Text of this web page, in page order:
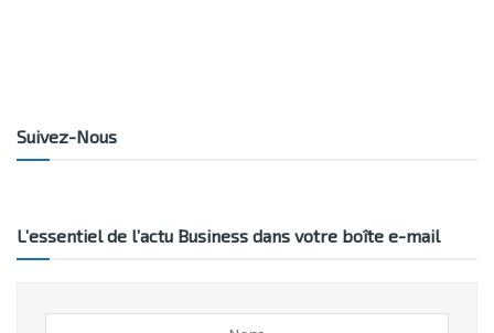
Suivez-Nous
L’essentiel de l’actu Business dans votre boîte e-mail